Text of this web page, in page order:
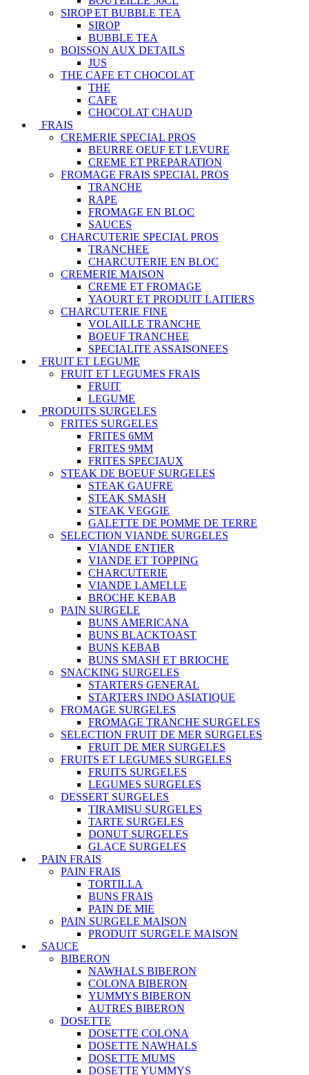
SIROP ET BUBBLE TEA
SIROP
BUBBLE TEA
BOISSON AUX DETAILS
JUS
THE CAFE ET CHOCOLAT
THE
CAFE
CHOCOLAT CHAUD
FRAIS
CREMERIE SPECIAL PROS
BEURRE OEUF ET LEVURE
CREME ET PREPARATION
FROMAGE FRAIS SPECIAL PROS
TRANCHE
RAPE
FROMAGE EN BLOC
SAUCES
CHARCUTERIE SPECIAL PROS
TRANCHEE
CHARCUTERIE EN BLOC
CREMERIE MAISON
CREME ET FROMAGE
YAOURT ET PRODUIT LAITIERS
CHARCUTERIE FINE
VOLAILLE TRANCHE
BOEUF TRANCHEE
SPECIALITE ASSAISONEES
FRUIT ET LEGUME
FRUIT ET LEGUMES FRAIS
FRUIT
LEGUME
PRODUITS SURGELES
FRITES SURGELES
FRITES 6MM
FRITES 9MM
FRITES SPECIAUX
STEAK DE BOEUF SURGELES
STEAK GAUFRE
STEAK SMASH
STEAK VEGGIE
GALETTE DE POMME DE TERRE
SELECTION VIANDE SURGELES
VIANDE ENTIER
VIANDE ET TOPPING
CHARCUTERIE
VIANDE LAMELLE
BROCHE KEBAB
PAIN SURGELE
BUNS AMERICANA
BUNS BLACKTOAST
BUNS KEBAB
BUNS SMASH ET BRIOCHE
SNACKING SURGELES
STARTERS GENERAL
STARTERS INDO ASIATIQUE
FROMAGE SURGELES
FROMAGE TRANCHE SURGELES
SELECTION FRUIT DE MER SURGELES
FRUIT DE MER SURGELES
FRUITS ET LEGUMES SURGELES
FRUITS SURGELES
LEGUMES SURGELES
DESSERT SURGELES
TIRAMISU SURGELES
TARTE SURGELES
DONUT SURGELES
GLACE SURGELES
PAIN FRAIS
PAIN FRAIS
TORTILLA
BUNS FRAIS
PAIN DE MIE
PAIN SURGELE MAISON
PRODUIT SURGELE MAISON
SAUCE
BIBERON
NAWHALS BIBERON
COLONA BIBERON
YUMMYS BIBERON
AUTRES BIBERON
DOSETTE
DOSETTE COLONA
DOSETTE NAWHALS
DOSETTE MUMS
DOSETTE YUMMYS